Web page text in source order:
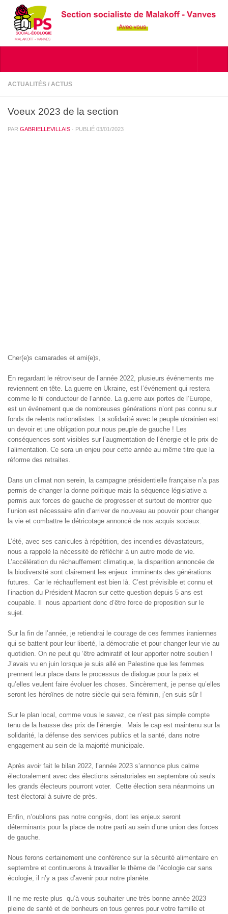
Skip to content
ACTUALITÉS / ACTUS
Voeux 2023 de la section
PAR GABRIELLEVILLAIS · PUBLIÉ 03/01/2023
Cher(e)s camarades et ami(e)s,
En regardant le rétroviseur de l’année 2022, plusieurs événements me
reviennent en tête. La guerre en Ukraine, est l’événement qui restera
comme le fil conducteur de l‘année. La guerre aux portes de l’Europe,
est un événement que de nombreuses générations n’ont pas connu sur
fonds de relents nationalistes. La solidarité avec le peuple ukrainien est
un devoir et une obligation pour nous peuple de gauche ! Les
conséquences sont visibles sur l’augmentation de l’énergie et le prix de
l’alimentation. Ce sera un enjeu pour cette année au même titre que la
réforme des retraites.
Dans un climat non serein, la campagne présidentielle française n’a pas
permis de changer la donne politique mais la séquence législative a
permis aux forces de gauche de progresser et surtout de montrer que
l’union est nécessaire afin d’arriver de nouveau au pouvoir pour changer
la vie et combattre le détricotage annoncé de nos acquis sociaux.
L’été, avec ses canicules à répétition, des incendies dévastateurs,
nous a rappelé la nécessité de réfléchir à un autre mode de vie.
L’accélération du réchauffement climatique, la disparition annoncée de
la biodiversité sont clairement les enjeux imminents des générations
futures. Car le réchauffement est bien là. C’est prévisible et connu et
l’inaction du Président Macron sur cette question depuis 5 ans est
coupable. Il nous appartient donc d’être force de proposition sur le
sujet.
Sur la fin de l’année, je retiendrai le courage de ces femmes iraniennes
qui se battent pour leur liberté, la démocratie et pour changer leur vie au
quotidien. On ne peut qu ‘être admiratif et leur apporter notre soutien !
J’avais vu en juin lorsque je suis allé en Palestine que les femmes
prennent leur place dans le processus de dialogue pour la paix et
qu’elles veulent faire évoluer les choses. Sincèrement, je pense qu’elles
seront les héroïnes de notre siècle qui sera féminin, j’en suis sûr !
Sur le plan local, comme vous le savez, ce n’est pas simple compte
tenu de la hausse des prix de l’énergie. Mais le cap est maintenu sur la
solidarité, la défense des services publics et la santé, dans notre
engagement au sein de la majorité municipale.
Après avoir fait le bilan 2022, l’année 2023 s’annonce plus calme
électoralement avec des élections sénatoriales en septembre où seuls
les grands électeurs pourront voter. Cette élection sera néanmoins un
test électoral à suivre de près.
Enfin, n’oublions pas notre congrès, dont les enjeux seront
déterminants pour la place de notre parti au sein d’une union des forces
de gauche.
Nous ferons certainement une conférence sur la sécurité alimentaire en
septembre et continuerons à travailler le thème de l’écologie car sans
écologie, il n’y a pas d’avenir pour notre planète.
Il ne me reste plus qu’à vous souhaiter une très bonne année 2023
pleine de santé et de bonheurs en tous genres pour votre famille et